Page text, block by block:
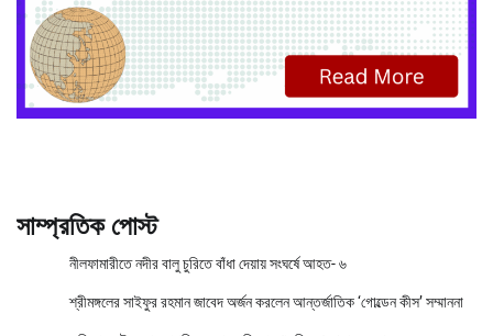
সাম্প্রতিক পোস্ট
নীলফামারীতে নদীর বালু চুরিতে বাঁধা দেয়ায় সংঘর্ষে আহত- ৬
শ্রীমঙ্গলের সাইফুর রহমান জাবেদ অর্জন করলেন আন্তর্জাতিক ‘গোল্ডেন কীস’ সম্মাননা